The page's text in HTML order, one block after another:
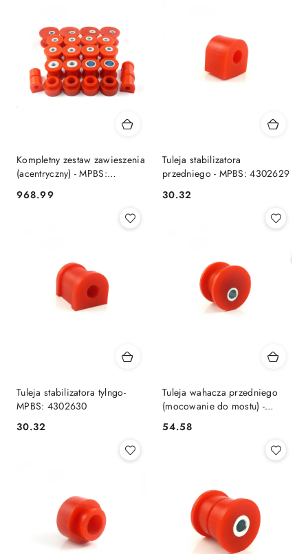
Kompletny zestaw zawieszenia
(acentryczny) - MPBS:
Cena:
968.99
Tuleja stabilizatora
przedniego - MPBS: 4302629
Cena:
30.32
Tuleja stabilizatora tylngo-
MPBS: 4302630
Cena:
30.32
Tuleja wahacza przedniego
(mocowanie do mostu) -
Cena:
54.58